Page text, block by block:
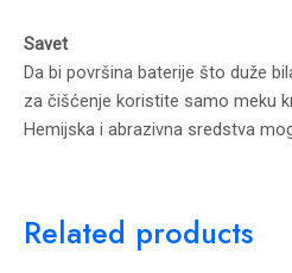
Savet
Da bi površina baterije što duže
za čišćenje koristite samo meku
Hemijska i abrazivna sredstva
Related products